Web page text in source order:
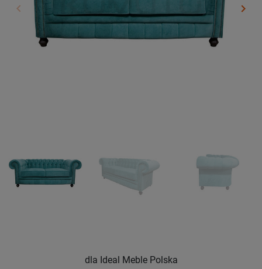
Poprzedni
keyboard_arrow_left keyboard_arrow_right
dla Ideal Meble Polska